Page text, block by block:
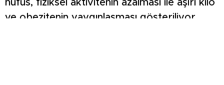
nüfus, fiziksel aktivitenin azalması ile aşırı kilo
ve obezitenin yaygınlaşması gösteriliyor.